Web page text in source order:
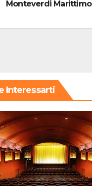
Monteverdi Marittimo
Interessarti